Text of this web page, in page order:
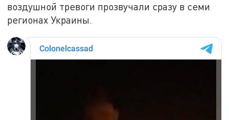
воздушной тревоги прозвучали сразу в семи
регионах Украины.